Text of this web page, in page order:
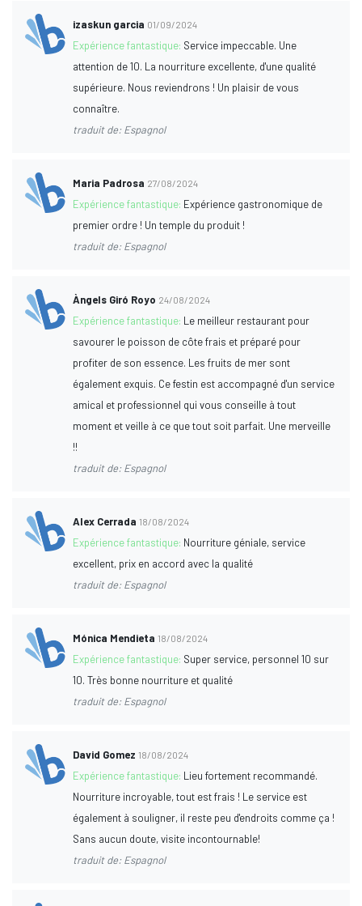
izaskun garcia 01/09/2024
Expérience fantastique: Service impeccable. Une
attention de 10. La nourriture excellente, d'une qualité
supérieure. Nous reviendrons ! Un plaisir de vous
connaître.
traduit de: Espagnol
Maria Padrosa 27/08/2024
Expérience fantastique: Expérience gastronomique de
premier ordre ! Un temple du produit !
traduit de: Espagnol
Àngels Giró Royo 24/08/2024
Expérience fantastique: Le meilleur restaurant pour
savourer le poisson de côte frais et préparé pour
profiter de son essence. Les fruits de mer sont
également exquis. Ce festin est accompagné d'un service
amical et professionnel qui vous conseille à tout
moment et veille à ce que tout soit parfait. Une merveille
!!
traduit de: Espagnol
Alex Cerrada 18/08/2024
Expérience fantastique: Nourriture géniale, service
excellent, prix en accord avec la qualité
traduit de: Espagnol
Mónica Mendieta 18/08/2024
Expérience fantastique: Super service, personnel 10 sur
10. Très bonne nourriture et qualité
traduit de: Espagnol
David Gomez 18/08/2024
Expérience fantastique: Lieu fortement recommandé.
Nourriture incroyable, tout est frais ! Le service est
également à souligner, il reste peu d'endroits comme ça !
Sans aucun doute, visite incontournable!
traduit de: Espagnol